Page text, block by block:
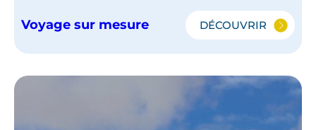
Voyage sur mesure DÉCOUVRIR
LA
ISLANDAISE